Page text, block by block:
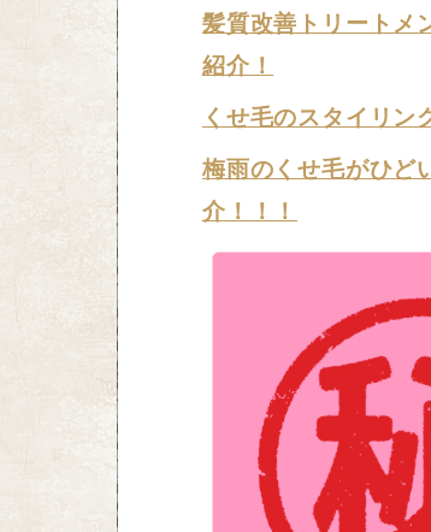
髪質改善トリートメ
紹介！
くせ毛のスタイリン
梅雨のくせ毛がひど
介！！！